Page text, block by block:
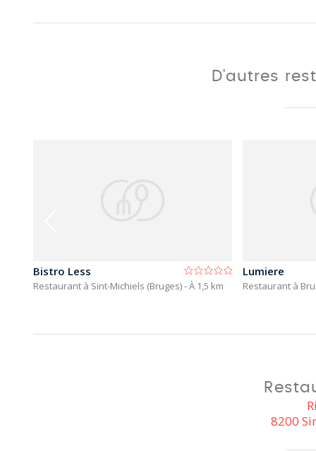
D'autres
Bistro Less
Restaurant à Sint-Michiels (Bruges)- À 1,5 km
Lumiere
Restaurant à
8200